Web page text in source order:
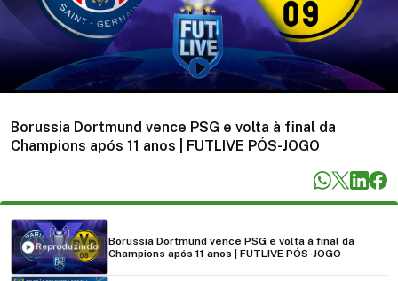
Borussia Dortmund vence PSG e volta à final da
Champions após 11 anos | FUTLIVE PÓS-JOGO
Reproduzindo
Borussia Dortmund vence PSG e volta à final da
Champions após 11 anos | FUTLIVE PÓS-JOGO